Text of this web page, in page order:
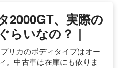
2000GT、実際の
らいなの？｜
リカのボディタイプはオー
。中古車は在庫にも依りま